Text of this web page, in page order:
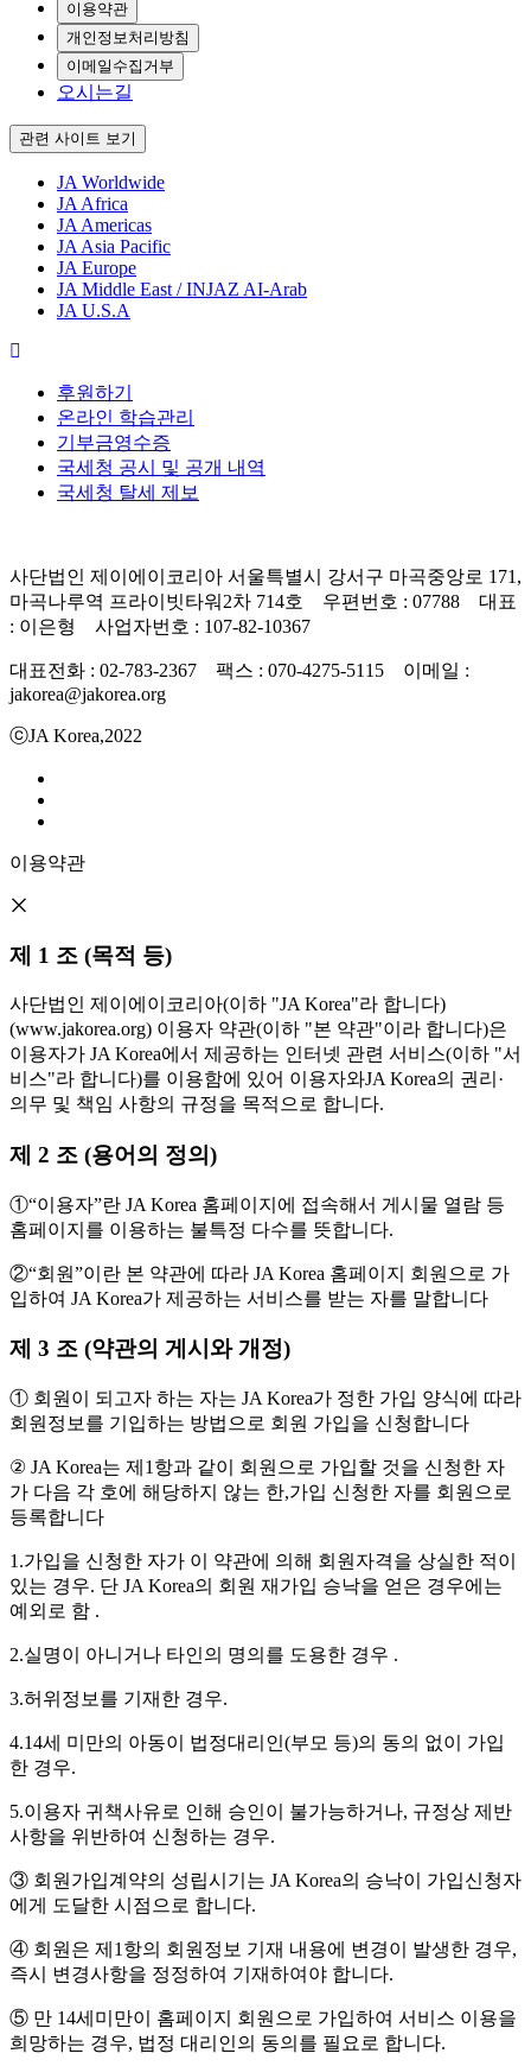
이용약관
개인정보처리방침
이메일수집거부
오시는길
관련 사이트 보기
JA Worldwide
JA Africa
JA Americas
JA Asia Pacific
JA Europe
JA Middle East / INJAZ AI-Arab
JA U.S.A
후원하기
온라인 학습관리
기부금영수증
국세청 공시 및 공개 내역
국세청 탈세 제보
사단법인 제이에이코리아 서울특별시 강서구 마곡중앙로 171,
마곡나루역 프라이빗타워2차 714호 우편번호 : 07788 대표
: 이은형 사업자번호 : 107-82-10367
대표전화 : 02-783-2367 팩스 : 070-4275-5115 이메일 :
jakorea@jakorea.org
ⓒJA Korea,2022
이용약관
제 1 조 (목적 등)
사단법인 제이에이코리아(이하 "JA Korea"라 합니다)
(www.jakorea.org) 이용자 약관(이하 "본 약관"이라 합니다)은
이용자가 JA Korea에서 제공하는 인터넷 관련 서비스(이하 "서
비스"라 합니다)를 이용함에 있어 이용자와JA Korea의 권리·
의무 및 책임 사항의 규정을 목적으로 합니다.
제 2 조 (용어의 정의)
①“이용자”란 JA Korea 홈페이지에 접속해서 게시물 열람 등
홈페이지를 이용하는 불특정 다수를 뜻합니다.
②“회원”이란 본 약관에 따라 JA Korea 홈페이지 회원으로 가
입하여 JA Korea가 제공하는 서비스를 받는 자를 말합니다
제 3 조 (약관의 게시와 개정)
① 회원이 되고자 하는 자는 JA Korea가 정한 가입 양식에 따라
회원정보를 기입하는 방법으로 회원 가입을 신청합니다
② JA Korea는 제1항과 같이 회원으로 가입할 것을 신청한 자
가 다음 각 호에 해당하지 않는 한,가입 신청한 자를 회원으로
등록합니다
1.가입을 신청한 자가 이 약관에 의해 회원자격을 상실한 적이
있는 경우. 단 JA Korea의 회원 재가입 승낙을 얻은 경우에는
예외로 함 .
2.실명이 아니거나 타인의 명의를 도용한 경우 .
3.허위정보를 기재한 경우.
4.14세 미만의 아동이 법정대리인(부모 등)의 동의 없이 가입
한 경우.
5.이용자 귀책사유로 인해 승인이 불가능하거나, 규정상 제반
사항을 위반하여 신청하는 경우.
③ 회원가입계약의 성립시기는 JA Korea의 승낙이 가입신청자
에게 도달한 시점으로 합니다.
④ 회원은 제1항의 회원정보 기재 내용에 변경이 발생한 경우,
즉시 변경사항을 정정하여 기재하여야 합니다.
⑤ 만 14세미만이 홈페이지 회원으로 가입하여 서비스 이용을
희망하는 경우, 법정 대리인의 동의를 필요로 합니다.